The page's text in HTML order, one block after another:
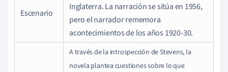
Escenario
Inglaterra. La narración se sitúa en 1956,
pero el narrador rememora
acontecimientos de los años 1920-30.
A través de la introspección de Stevens, la
novela plantea cuestiones sobre lo que